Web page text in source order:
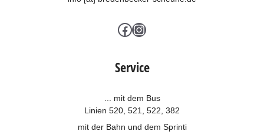
Facebook
Instagram
Service
... mit dem Bus
Linien 520, 521, 522, 382
mit der Bahn und dem Sprinti